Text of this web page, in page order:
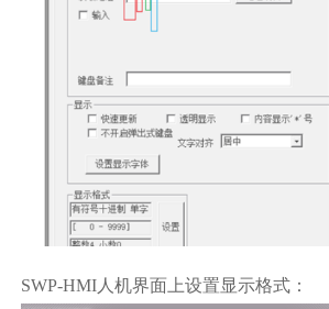
SWP-HMI人机界面上设置显示格式：